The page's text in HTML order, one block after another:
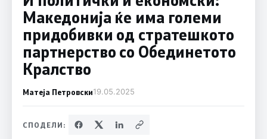
Македонија ќе има големи
придобивки од стратешкото
партнерство со Обединетото
Кралство
Матеја Петровски19.05.2025
СПОДЕЛИ: